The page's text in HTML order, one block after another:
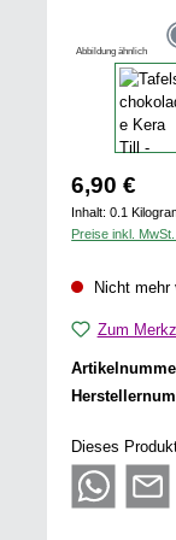
Abbildung ähnlich
Regulärer Preis:
6,90 €
Inhalt:0.1
Preise inkl.
Nicht mehr
Zum
Dieses